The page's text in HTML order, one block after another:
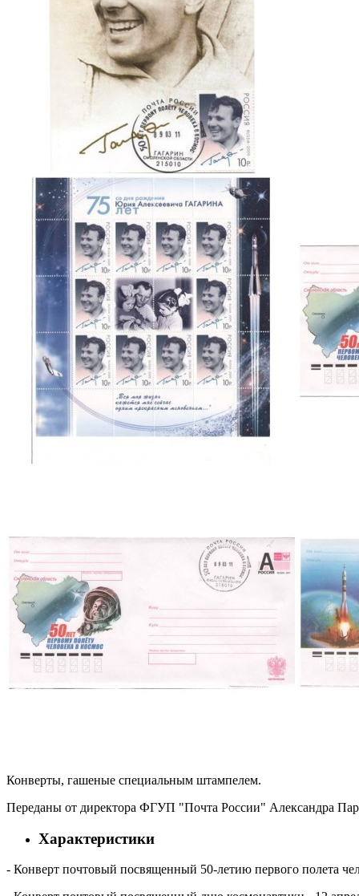
Конверты, гашеные специальным штампелем.
Переданы от директора ФГУП "Почта России" Александра
Характеристики
- Конверт почтовый посвященный 50-летию первого полета